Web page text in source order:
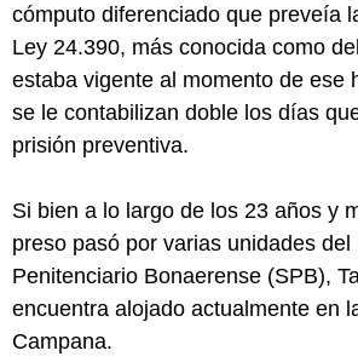
cómputo diferenciado que preveía
Ley 24.390, más conocida como
estaba vigente al momento de ese
se le contabilizan doble los días
prisión preventiva.
Si bien a lo largo de los 23 años y
preso pasó por varias unidades del
Penitenciario Bonaerense (SPB),
encuentra alojado actualmente en
Campana.